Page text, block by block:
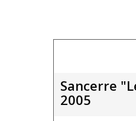
Sancerre
2005